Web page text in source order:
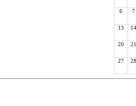
6 7
13 14
20 21
27 28